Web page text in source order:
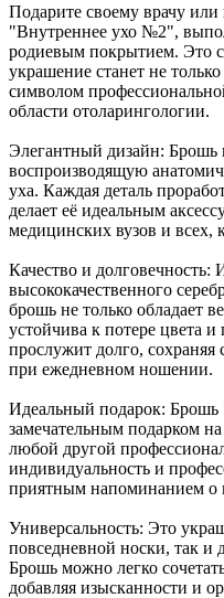
Подарите своему врачу
"Внутреннее ухо №2",
родиевым покрытием. Это
украшение станет не
символом
области отоларингологии.
Элегантный дизайн: Брошь
воспроизводящую
уха. Каждая деталь
делает её идеальным
медицинских вузов и всех,
Качество и долговечность:
высококачественного
брошь не только обладает
устойчива к потере цвета
прослужит долго,
при ежедневном ношении.
Идеальный подарок:
замечательным подарком
любой другой
индивидуальность и
приятным напоминанием о
Универсальность: Это
повседневной носки, так и
Брошь можно легко
добавляя изысканности и